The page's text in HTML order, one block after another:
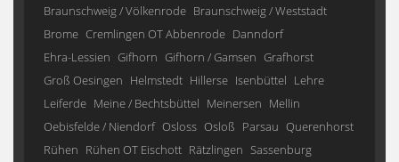
Braunschweig / Völkenrode Braunschweig / Weststadt
Brome Cremlingen OT Abbenrode Danndorf
Ehra-Lessien Gifhorn Gifhorn / Gamsen Grafhorst
Groß Oesingen Helmstedt Hillerse Isenbüttel Lehre
Leiferde Meine / Bechtsbüttel Meinersen Mellin
Oebisfelde / Niendorf Osloss Osloß Parsau Querenhorst
Rühen Rühen OT Eischott Rätzlingen Sassenburg